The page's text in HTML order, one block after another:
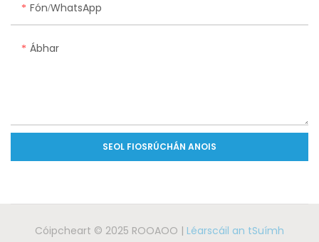
Fón/WhatsApp
Ábhar
SEOL FIOSRÚCHÁN ANOIS
Cóipcheart © 2025 ROOAOO | Léarscáil an tSuímh